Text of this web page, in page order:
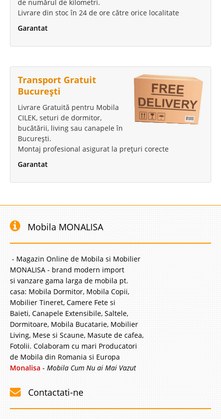
de numărul de kilometri.
Livrare din stoc în 24 de ore către orice localitate
Garantat
Transport Gratuit
București
Livrare Gratuită pentru Mobila
CILEK, seturi de dormitor,
bucătării, living sau canapele în
București.
Montaj profesional asigurat la prețuri corecte
Garantat
Mobila MONALISA
- Magazin Online de Mobila si Mobilier
MONALISA - brand modern import
si vanzare gama larga de mobila pt.
casa: Mobila Dormitor, Mobila Copii,
Mobilier Tineret, Camere Fete si
Baieti, Canapele Extensibile, Saltele,
Dormitoare, Mobila Bucatarie, Mobilier
Living, Mese si Scaune, Masute de cafea,
Fotolii. Colaboram cu mari Producatori
de Mobila din Romania si Europa
Monalisa - Mobila Cum Nu ai Mai Vazut
Contactati-ne